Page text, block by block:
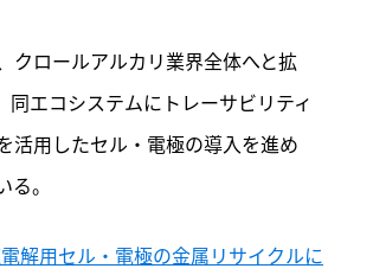
ロールアルカリ業界全体へと拡
エコシステムにトレーサビリティ
活用したセル・電極の導入を進め
。
解用セル・電極の金属リサイクルに
が必要です